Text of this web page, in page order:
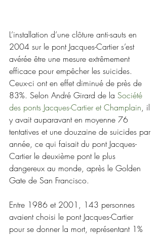
L’installation d’une clôture anti-sauts en
2004 sur le pont Jacques-Cartier s’est
avérée être une mesure extrêmement
efficace pour empêcher les suicides.
Ceux-ci ont en effet diminué de près de
83%. Selon André Girard de la Société
des ponts Jacques-Cartier et Champlain, il
y avait auparavant en moyenne 76
tentatives et une douzaine de suicides par
année, ce qui faisait du pont Jacques-
Cartier le deuxième pont le plus
dangereux au monde, après le Golden
Gate de San Francisco.
Entre 1986 et 2001, 143 personnes
avaient choisi le pont Jacques-Cartier
pour se donner la mort, représentant 1%